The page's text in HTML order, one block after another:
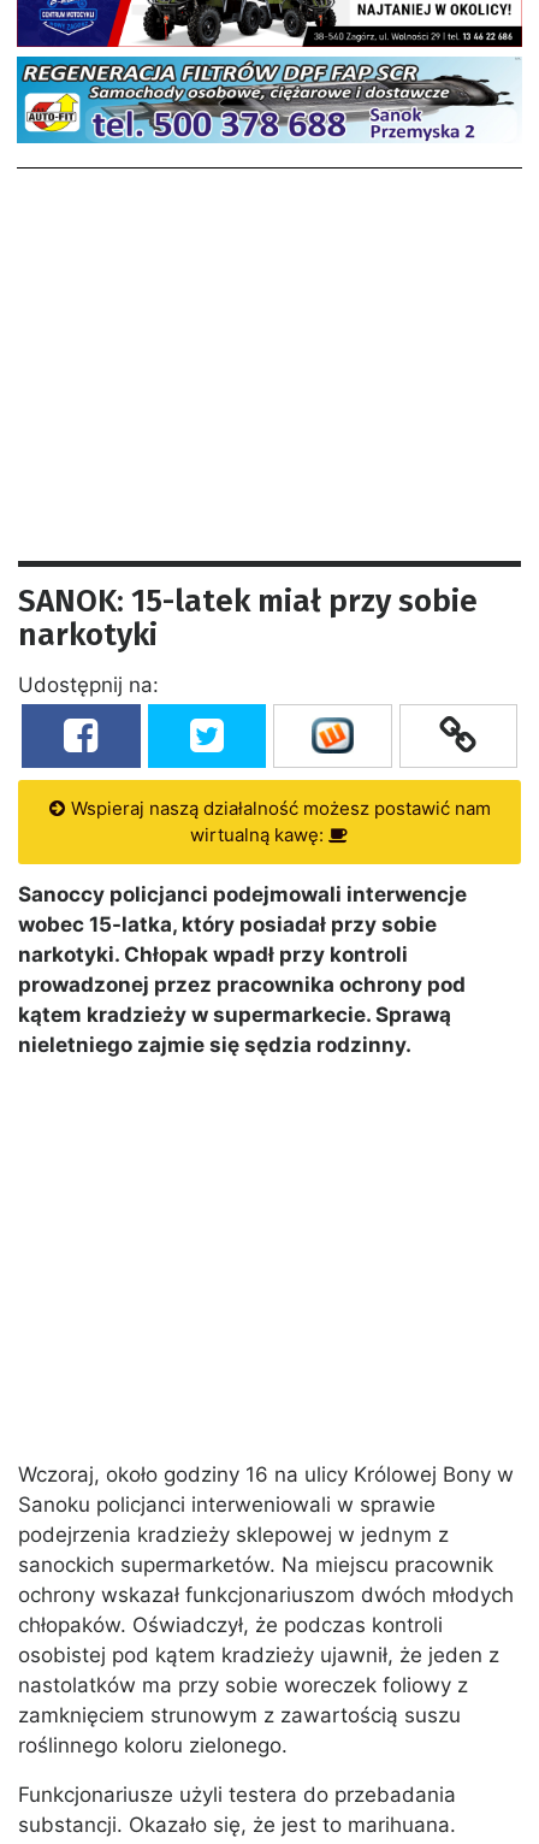
SANOK: 15-latek miał przy sobie
narkotyki
Udostępnij na:
Wspieraj naszą działalność możesz postawić nam
wirtualną kawę:
Sanoccy policjanci podejmowali interwencje
wobec 15-latka, który posiadał przy sobie
narkotyki. Chłopak wpadł przy kontroli
prowadzonej przez pracownika ochrony pod
kątem kradzieży w supermarkecie. Sprawą
nieletniego zajmie się sędzia rodzinny.
Wczoraj, około godziny 16 na ulicy Królowej Bony w
Sanoku policjanci interweniowali w sprawie
podejrzenia kradzieży sklepowej w jednym z
sanockich supermarketów. Na miejscu pracownik
ochrony wskazał funkcjonariuszom dwóch młodych
chłopaków. Oświadczył, że podczas kontroli
osobistej pod kątem kradzieży ujawnił, że jeden z
nastolatków ma przy sobie woreczek foliowy z
zamknięciem strunowym z zawartością suszu
roślinnego koloru zielonego.
Funkcjonariusze użyli testera do przebadania
substancji. Okazało się, że jest to marihuana.